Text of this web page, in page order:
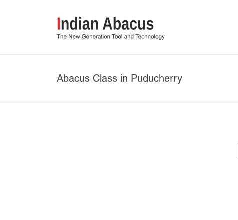
Abacus Class in Puducherry